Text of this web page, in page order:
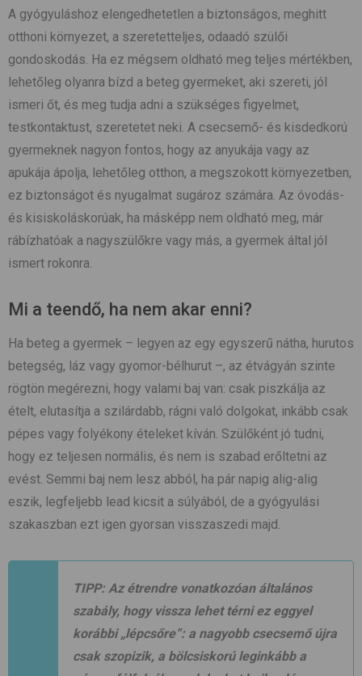
A gyógyuláshoz elengedhetetlen a biztonságos, meghitt
otthoni környezet, a szeretetteljes, odaadó szülői
gondoskodás. Ha ez mégsem oldható meg teljes mértékben,
lehetőleg olyanra bízd a beteg gyermeket, aki szereti, jól
ismeri őt, és meg tudja adni a szükséges figyelmet,
testkontaktust, szeretetet neki. A csecsemő- és kisdedkorú
gyermeknek nagyon fontos, hogy az anyukája vagy az
apukája ápolja, lehetőleg otthon, a megszokott környezetben,
ez biztonságot és nyugalmat sugároz számára. Az óvodás-
és kisiskoláskorúak, ha másképp nem oldható meg, már
rábízhatóak a nagyszülőkre vagy más, a gyermek által jól
ismert rokonra.
Mi a teendő, ha nem akar enni?
Ha beteg a gyermek – legyen az egy egyszerű nátha, hurutos
betegség, láz vagy gyomor-bélhurut –, az étvágyán szinte
rögtön megérezni, hogy valami baj van: csak piszkálja az
ételt, elutasítja a szilárdabb, rágni való dolgokat, inkább csak
pépes vagy folyékony ételeket kíván. Szülőként jó tudni,
hogy ez teljesen normális, és nem is szabad erőltetni az
evést. Semmi baj nem lesz abból, ha pár napig alig-alig
eszik, legfeljebb lead kicsit a súlyából, de a gyógyulási
szakaszban ezt igen gyorsan visszaszedi majd.
TIPP: Az étrendre vonatkozóan általános
szabály, hogy vissza lehet térni ez eggyel
korábbi „lépcsőre”: a nagyobb csecsemő újra
csak szopizik, a bölcsiskorú leginkább a